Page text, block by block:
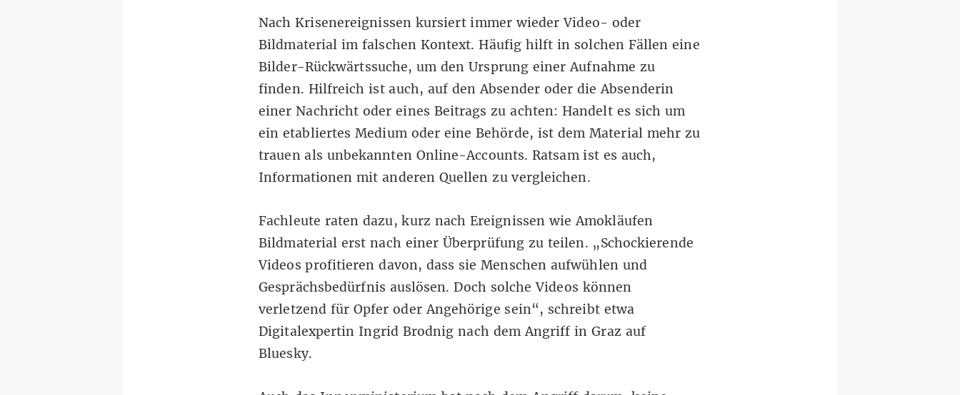
Nach Krisenereignissen kursiert immer wieder Video- oder
Bildmaterial im falschen Kontext. Häufig hilft in solchen Fällen eine
Bilder-Rückwärtssuche, um den Ursprung einer Aufnahme zu
finden. Hilfreich ist auch, auf den Absender oder die Absenderin
einer Nachricht oder eines Beitrags zu achten: Handelt es sich um
ein etabliertes Medium oder eine Behörde, ist dem Material mehr zu
trauen als unbekannten Online-Accounts. Ratsam ist es auch,
Informationen mit anderen Quellen zu vergleichen.
Fachleute raten dazu, kurz nach Ereignissen wie Amokläufen
Bildmaterial erst nach einer Überprüfung zu teilen. „Schockierende
Videos profitieren davon, dass sie Menschen aufwühlen und
Gesprächsbedürfnis auslösen. Doch solche Videos können
verletzend für Opfer oder Angehörige sein“, schreibt etwa
Digitalexpertin Ingrid Brodnig nach dem Angriff in Graz auf
Bluesky.